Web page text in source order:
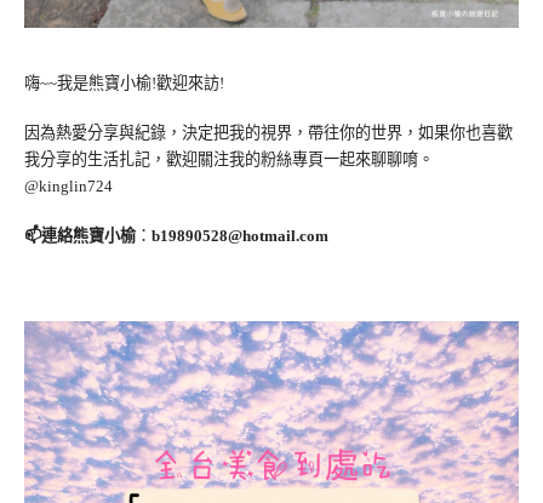
嗨~~我是熊寶小榆!歡迎來訪!
因為熱愛分享與紀錄，決定把我的視界，帶往你的世界，如果你也喜歡
我分享的生活扎記，歡迎關注我的粉絲專頁一起來聊聊唷。
@kinglin724
📫連絡熊寶小榆： b19890528@hotmail.com